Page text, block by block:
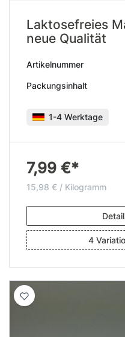
Laktosefreies
neue Qualität
Artikelnummer
Packungsinhalt
1-4 Werktage
7,99 €*
15,98 € / Kilogramm
4